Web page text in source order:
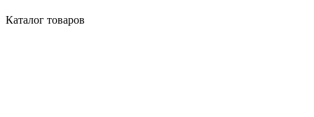
Каталог товаров